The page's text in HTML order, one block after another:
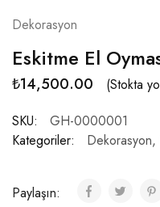
Dekorasyon
Eskitme El
₺14,500.00
(Stokta
SKU:
GH-0000001
Kategoriler:
Dekorasyon,
Paylaşın: